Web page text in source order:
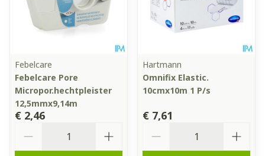
Febelcare
Febelcare Pore
Micropor.hechtpleister
12,5mmx9,14m
€ 2,46
Hartmann
Omnifix Elastic.
10cmx10m 1 P/s
€ 7,61